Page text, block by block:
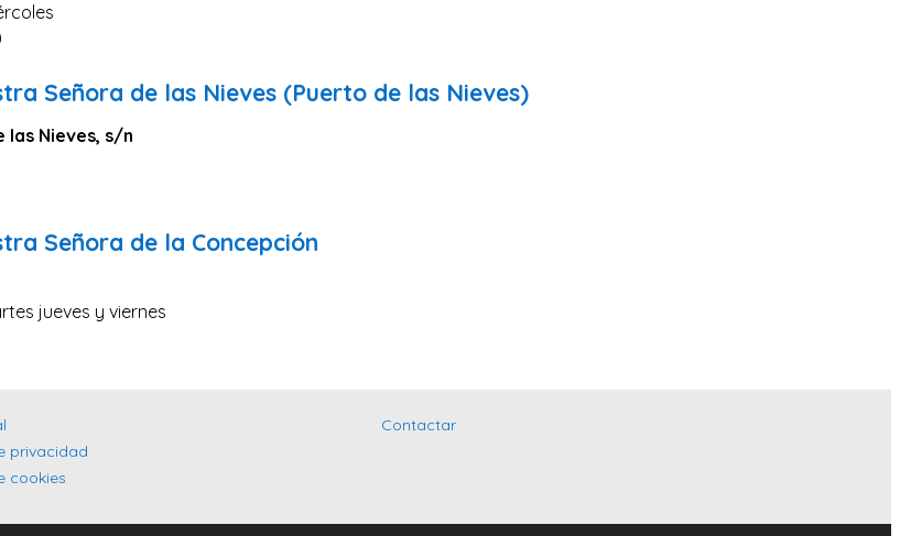
Señora de las Nieves (Puerto de las Nieves)
las Nieves, s/n
Señora de la Concepción
jueves y viernes
privacidad
cookies
Contactar